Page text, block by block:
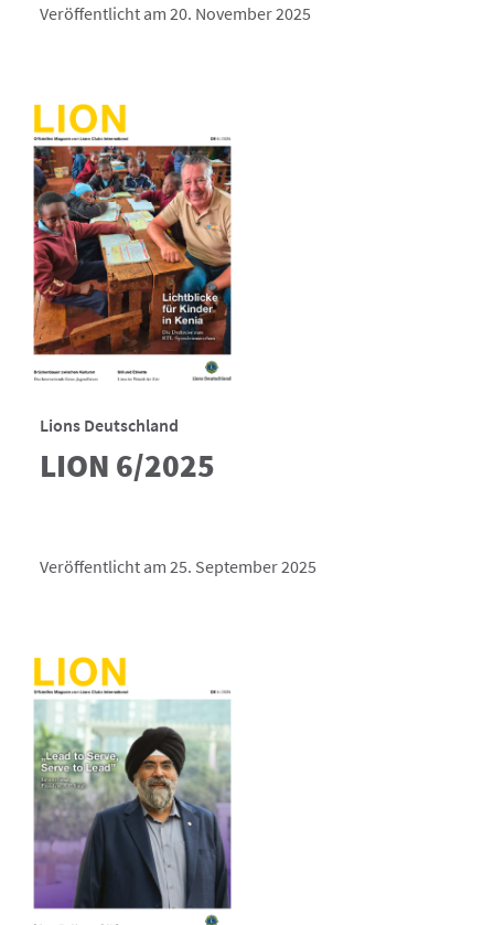
Veröffentlicht am 20. November 2025
Lions Deutschland
LION 6/2025
Veröffentlicht am 25. September 2025